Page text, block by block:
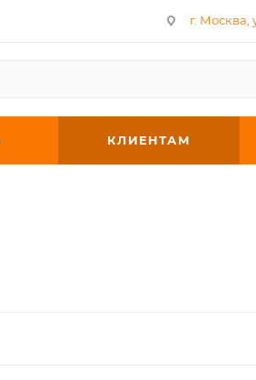
г. Москва,
КЛИЕНТАМ